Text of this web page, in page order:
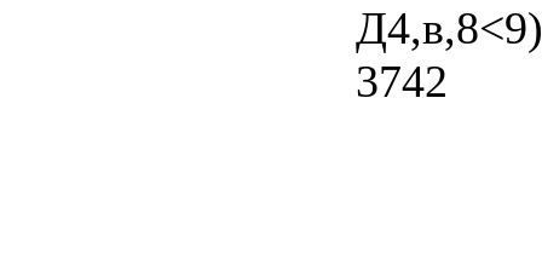
3742